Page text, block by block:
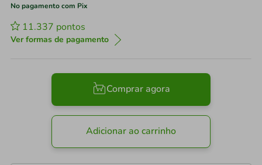
No pagamento com Pix
11.337 pontos
Ver formas de pagamento
Comprar agora
Adicionar ao carrinho